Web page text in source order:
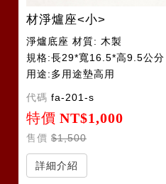
材淨爐座<小>
淨爐底座 材質: 木製
規格:長29*寬16.5*高9.5公分
用途:多用途墊高用
代碼 fa-201-s
特價 NT$1,000
售價 $1,500
詳細介紹